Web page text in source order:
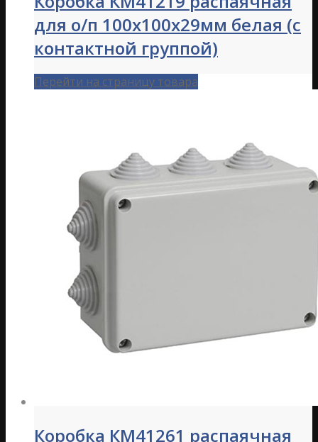
для о/п 100х100х29мм белая (с
контактной группой)
Перейти на страницу товара
Коробка КМ41261 распаячная